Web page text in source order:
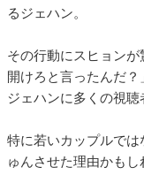
るジェハン。
その行動にスヒョン
開けろと言ったんだ
ジェハンに多くの視
特に若いカップルで
ゅんさせた理由かもし